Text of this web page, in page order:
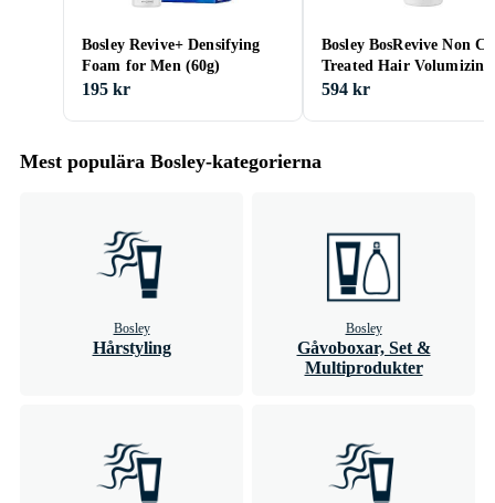
Bosley Revive+ Densifying
Foam for Men (60g)
195 kr
Bosley BosRevive Non
Treated Hair Volumizing
Conditioner (1000ml)
594 kr
Mest populära Bosley-kategorierna
Bosley
Hårstyling
Bosley
Gåvoboxar, Set &
Multiprodukter